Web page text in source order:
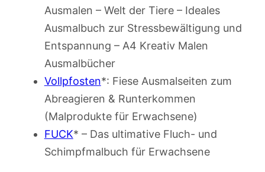
Ausmalen – Welt der Tiere – Ideales
Ausmalbuch zur Stressbewältigung und
Entspannung – A4 Kreativ Malen
Ausmalbücher
Vollpfosten*: Fiese Ausmalseiten zum
Abreagieren & Runterkommen
(Malprodukte für Erwachsene)
FUCK* – Das ultimative Fluch- und
Schimpfmalbuch für Erwachsene